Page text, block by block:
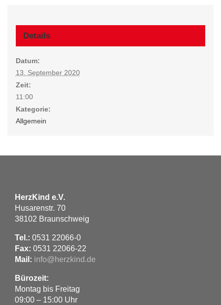
Details
Datum:
13. September 2020
Zeit:
11:00
Kategorie:
Allgemein
HerzKind e.V.
Husarenstr. 70
38102 Braunschweig
Tel.: 0531 22066-0
Fax: 0531 22066-22
Mail: info@herzkind.de
Bürozeit:
Montag bis Freitag
09:00 – 15:00 Uhr